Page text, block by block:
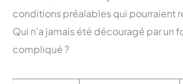
conditions préalables qui pourraient
Qui n’a jamais été découragé par un
compliqué ?